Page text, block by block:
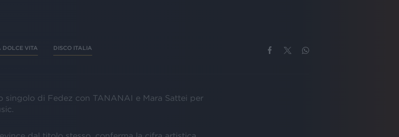
DOLCE VITA DISCO ITALIA
singolo di Fedez con TANANAI e Mara Sattei per